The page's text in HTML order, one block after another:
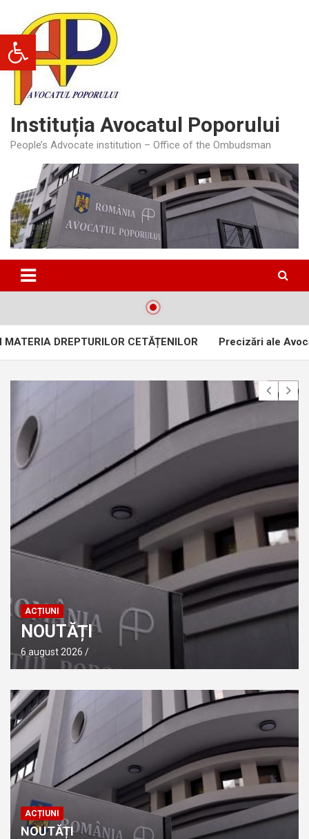
Deschide bara de unelte
content
Instituția Avocatul Poporului
People’s Advocate institution – Office of the Ombudsman
CETĂȚENILOR Precizări ale Avocatului
ACȚIUNI
NOUTĂȚI
6 august 2026
ACȚIUNI
NOUTĂȚI